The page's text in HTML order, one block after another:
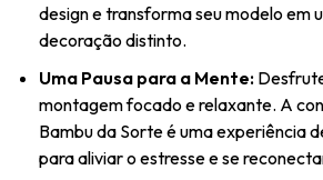
design e transforma seu modelo em
decoração distinto.
Uma Pausa para a Mente:
montagem focado e relaxante. A
Bambu da Sorte é uma experiência
para aliviar o estresse e se